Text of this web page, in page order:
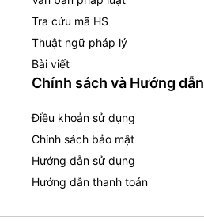
Tra cứu mã HS
Thuật ngữ pháp lý
Bài viết
Chính sách và Hướng dẫn
Điều khoản sử dụng
Chính sách bảo mật
Hướng dẫn sử dụng
Hướng dẫn thanh toán